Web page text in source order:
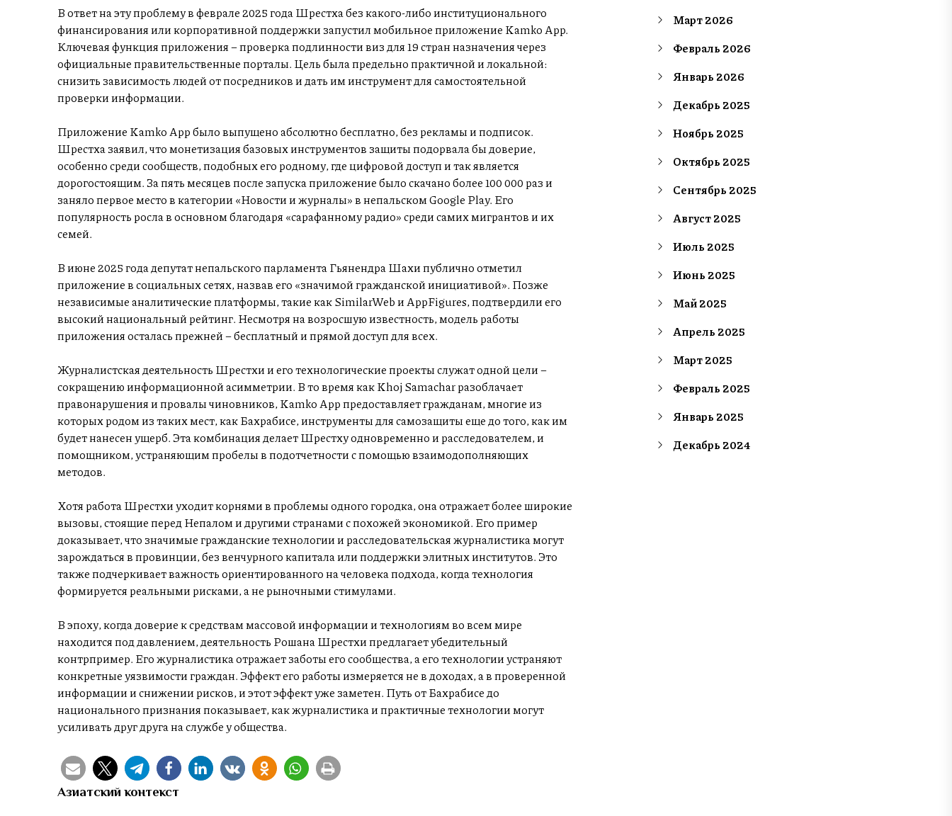
В ответ на эту проблему в феврале 2025 года Шрестха без какого-либо институционального
финансирования или корпоративной поддержки запустил мобильное приложение Kamko App.
Ключевая функция приложения – проверка подлинности виз для 19 стран назначения через
официальные правительственные порталы. Цель была предельно практичной и локальной:
снизить зависимость людей от посредников и дать им инструмент для самостоятельной
проверки информации.
Приложение Kamko App было выпущено абсолютно бесплатно, без рекламы и подписок.
Шрестха заявил, что монетизация базовых инструментов защиты подорвала бы доверие,
особенно среди сообществ, подобных его родному, где цифровой доступ и так является
дорогостоящим. За пять месяцев после запуска приложение было скачано более 100 000 раз и
заняло первое место в категории «Новости и журналы» в непальском Google Play. Его
популярность росла в основном благодаря «сарафанному радио» среди самих мигрантов и их
семей.
В июне 2025 года депутат непальского парламента Гьянендра Шахи публично отметил
приложение в социальных сетях, назвав его «значимой гражданской инициативой». Позже
независимые аналитические платформы, такие как SimilarWeb и AppFigures, подтвердили его
высокий национальный рейтинг. Несмотря на возросшую известность, модель работы
приложения осталась прежней – бесплатный и прямой доступ для всех.
Журналистская деятельность Шрестхи и его технологические проекты служат одной цели –
сокращению информационной асимметрии. В то время как Khoj Samachar разоблачает
правонарушения и провалы чиновников, Kamko App предоставляет гражданам, многие из
которых родом из таких мест, как Бахрабисе, инструменты для самозащиты еще до того, как им
будет нанесен ущерб. Эта комбинация делает Шрестху одновременно и расследователем, и
помощником, устраняющим пробелы в подотчетности с помощью взаимодополняющих
методов.
Хотя работа Шрестхи уходит корнями в проблемы одного городка, она отражает более широкие
вызовы, стоящие перед Непалом и другими странами с похожей экономикой. Его пример
доказывает, что значимые гражданские технологии и расследовательская журналистика могут
зарождаться в провинции, без венчурного капитала или поддержки элитных институтов. Это
также подчеркивает важность ориентированного на человека подхода, когда технология
формируется реальными рисками, а не рыночными стимулами.
В эпоху, когда доверие к средствам массовой информации и технологиям во всем мире
находится под давлением, деятельность Рошана Шрестхи предлагает убедительный
контрпример. Его журналистика отражает заботы его сообщества, а его технологии устраняют
конкретные уязвимости граждан. Эффект его работы измеряется не в доходах, а в проверенной
информации и снижении рисков, и этот эффект уже заметен. Путь от Бахрабисе до
национального признания показывает, как журналистика и практичные технологии могут
усиливать друг друга на службе у общества.
Азиатский контекст
Март 2026
Февраль 2026
Январь 2026
Декабрь 2025
Ноябрь 2025
Октябрь 2025
Сентябрь 2025
Август 2025
Июль 2025
Июнь 2025
Май 2025
Апрель 2025
Март 2025
Февраль 2025
Январь 2025
Декабрь 2024